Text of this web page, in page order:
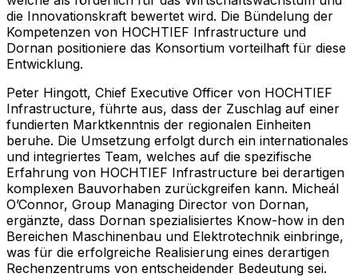
die Innovationskraft bewertet wird. Die Bündelung der
Kompetenzen von HOCHTIEF Infrastructure und
Dornan positioniere das Konsortium vorteilhaft für diese
Entwicklung.
Peter Hingott, Chief Executive Officer von HOCHTIEF
Infrastructure, führte aus, dass der Zuschlag auf einer
fundierten Marktkenntnis der regionalen Einheiten
beruhe. Die Umsetzung erfolgt durch ein internationales
und integriertes Team, welches auf die spezifische
Erfahrung von HOCHTIEF Infrastructure bei derartigen
komplexen Bauvorhaben zurückgreifen kann. Micheál
O’Connor, Group Managing Director von Dornan,
ergänzte, dass Dornan spezialisiertes Know-how in den
Bereichen Maschinenbau und Elektrotechnik einbringe,
was für die erfolgreiche Realisierung eines derartigen
Rechenzentrums von entscheidender Bedeutung sei.